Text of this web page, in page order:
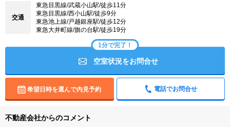
交通
東急目黒線/武蔵小山駅/徒歩11分
東急目黒線/西小山駅/徒歩9分
東急池上線/戸越銀座駅/徒歩12分
東急大井町線/旗の台駅/徒歩19分
1分で完了！
空室状況をお問合せ
希望日時を選んで内見予約 電話でお問合せ
不動産会社からのコメント